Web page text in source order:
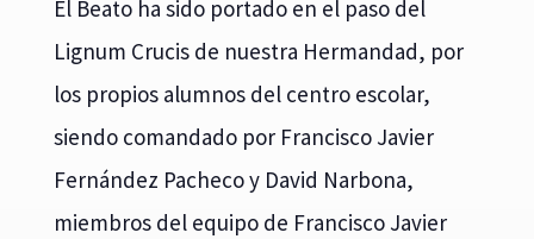
El Beato ha sido portado en el paso del
Lignum Crucis de nuestra Hermandad, por
los propios alumnos del centro escolar,
siendo comandado por Francisco Javier
Fernández Pacheco y David Narbona,
miembros del equipo de Francisco Javier